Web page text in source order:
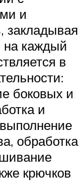
и
закладывая
на каждый
в
боковых и
и
обработка
крючков